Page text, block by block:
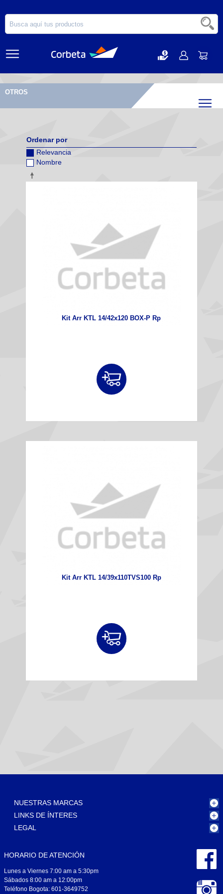
OTROS
Ordenar por
Relevancia
Nombre
Kit Arr KTL 14/42x120 BOX-P Rp
Kit Arr KTL 14/39x110TVS100 Rp
NUESTRAS MARCAS
LINKS DE ÍNTERES
LEGAL
HORARIO DE ATENCIÓN
Lunes a Viernes 7:00 am a 5:30pm
Sábados 8:00 am a 12:00pm
Teléfono Bogota: 601-3649752